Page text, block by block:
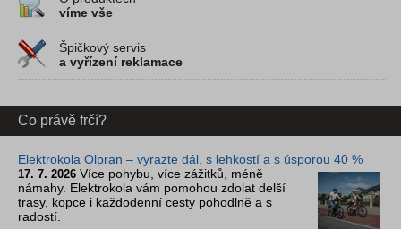
víme vše
Špičkový servis
a vyřízení reklamace
Co právě frčí?
Elektrokola Olpran – vyrazte dál, s lehkostí a s úsporou 40 %
17. 7. 2026 Více pohybu, více zážitků, méně
námahy. Elektrokola vám pomohou zdolat delší
trasy, kopce i každodenní cesty pohodlně a s
radostí.